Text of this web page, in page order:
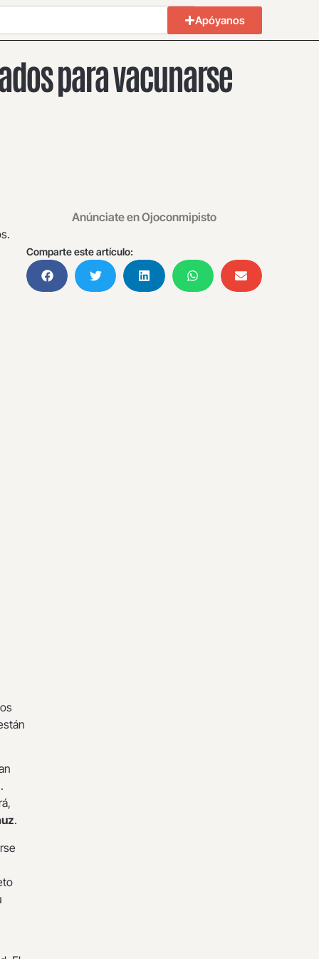
Apóyanos
para vacunarse
.
Anúnciate en Ojoconmipisto
Comparte este artículo: